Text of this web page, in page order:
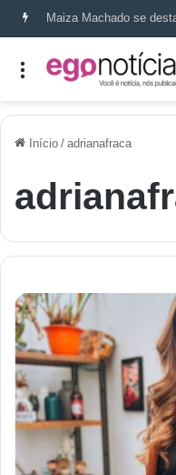
Início / adrianafraca